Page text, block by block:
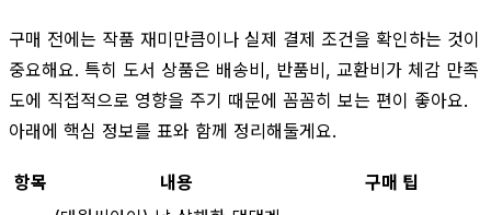
구매 전에는 작품 재미만큼이나 실제 결제 조건을 확인하는 것이
중요해요. 특히 도서 상품은 배송비, 반품비, 교환비가 체감 만족
도에 직접적으로 영향을 주기 때문에 꼼꼼히 보는 편이 좋아요.
아래에 핵심 정보를 표와 함께 정리해둘게요.
항목 내용 구매 팁